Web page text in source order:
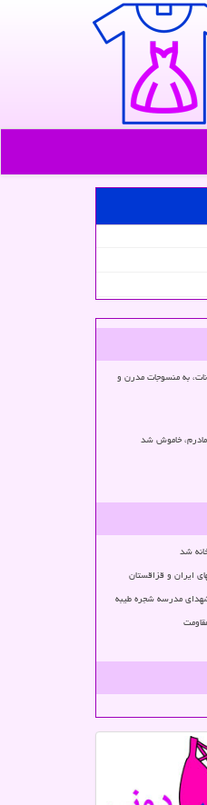
به منسوجات مدرن و
خاموش شد
شد
ایران و قزاقستان
مدرسه شجره طیبه